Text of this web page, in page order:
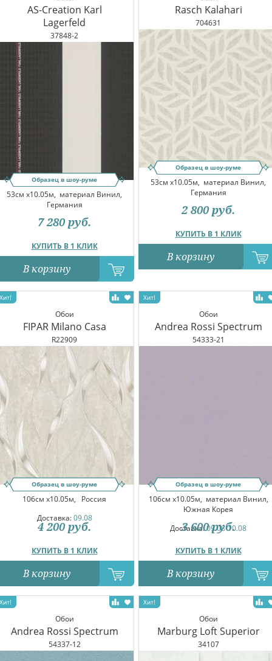
AS-Creation Karl
Lagerfeld
37848-2
Образец в шоу-руме
53см x10.05м, материал Винил,
Германия
КУПИТЬ В 1 КЛИК
7 280 руб.
В корзину
Rasch Kalahari
704631
Образец в шоу-руме
53см x10.05м, материал Винил,
Германия
КУПИТЬ В 1 КЛИК
2 800 руб.
В корзину
Обои
FIPAR Milano Casa
R22909
Образец в шоу-руме
106см x10.05м, Россия
Доставка:09.08
КУПИТЬ В 1 КЛИК
4 200 руб.
В корзину
Обои
Andrea Rossi Spectrum
54333-21
Образец в шоу-руме
106см x10.05м, материал Винил,
Южная Корея
Доставка:09.08-10.08
КУПИТЬ В 1 КЛИК
3 600 руб.
В корзину
Обои
Andrea Rossi Spectrum
54337-12
Обои
Marburg Loft Superior
34107